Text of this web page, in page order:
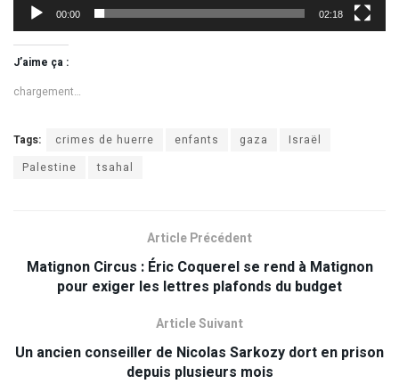
00:00 02:18
J’aime ça :
chargement…
Tags: crimes de huerre enfants gaza
Israël
Palestine
tsahal
Article Précédent
Matignon Circus : Éric Coquerel se rend à Matignon
pour exiger les lettres plafonds du budget
Article Suivant
Un ancien conseiller de Nicolas Sarkozy dort en prison
depuis plusieurs mois